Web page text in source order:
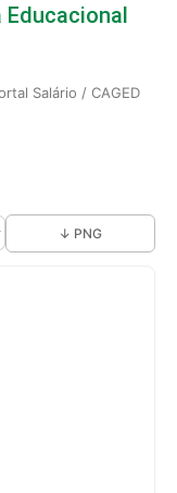
Educacional
Salário / CAGED
↓ PNG